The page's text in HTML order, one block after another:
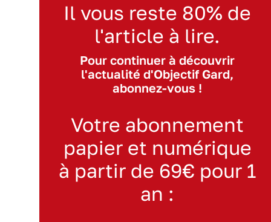
Il vous reste 80% de
l'article à lire.
Pour continuer à découvrir
l'actualité d'Objectif Gard,
abonnez-vous !
Votre abonnement
papier et numérique
à partir de 69€ pour 1
an :